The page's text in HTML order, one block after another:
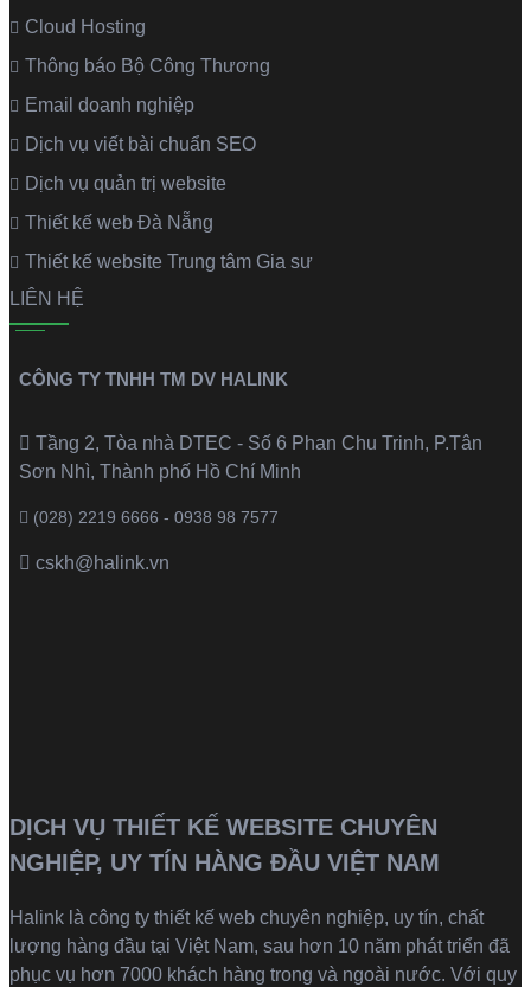
Cloud Hosting
Thông báo Bộ Công Thương
Email doanh nghiệp
Dịch vụ viết bài chuẩn SEO
Dịch vụ quản trị website
Thiết kế web Đà Nẵng
Thiết kế website Trung tâm Gia sư
LIÊN HỆ
CÔNG TY TNHH TM DV HALINK
Tầng 2, Tòa nhà DTEC - Số 6 Phan Chu Trinh, P.Tân
Sơn Nhì, Thành phố Hồ Chí Minh
(028) 2219 6666 - 0938 98 7577
cskh@halink.vn
DỊCH VỤ THIẾT KẾ WEBSITE CHUYÊN
NGHIỆP, UY TÍN HÀNG ĐẦU VIỆT NAM
Halink là công ty thiết kế web chuyên nghiệp, uy tín, chất
lượng hàng đầu tại Việt Nam, sau hơn 10 năm phát triển đã
phục vụ hơn 7000 khách hàng trong và ngoài nước. Với quy